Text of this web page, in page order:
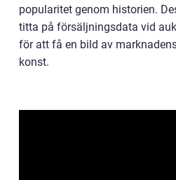
popularitet genom historien.
titta på försäljningsdata vid
för att få en bild av
konst.